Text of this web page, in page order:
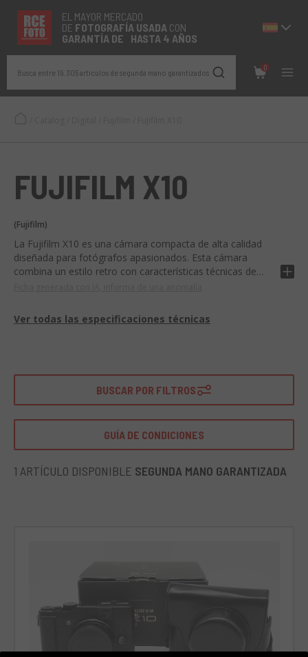
EL MAYOR MERCADO
DE FOTOGRAFÍA USADA CON
GARANTÍA DE HASTA 4 AÑOS
Busca entre 19.305 artículos de segunda mano garantizados
0
FUJIFILM X10
(Fujifilm)
La Fujifilm X10 es una cámara compacta de alta calidad
diseñada para fotógrafos apasionados. Esta cámara
combina un estilo retro con características técnicas de
Algunas características técnicas notables incluyen un
una pantalla LCD de 2,8 pulgadas. Su capacidad de
grabación de video en HD completa la experiencia de
disparo fotográfico.
Dada su estructura compacta y elegante, la Fujifilm X10 es
ideal para aquellos que quieren una cámara portátil de alto
rendimiento para viajes y momentos sociales. Es perfecta
para los amantes de la fotografía que no quieren
Ver todas las especificaciones técnicas
BUSCAR POR FILTROS
GUÍA DE CONDICIONES
1 ARTÍCULO DISPONIBLE SEGUNDA MANO GARANTIZADA